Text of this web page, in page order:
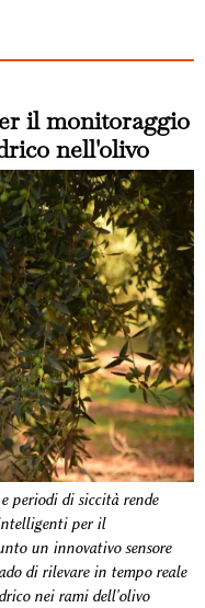
il monitoraggio
nell'olivo
periodi di siccità rende
per il
un innovativo sensore
di rilevare in tempo reale
nei rami dell'olivo